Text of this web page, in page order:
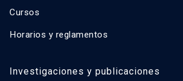
Cursos
Horarios y reglamentos
Investigaciones y publicaciones